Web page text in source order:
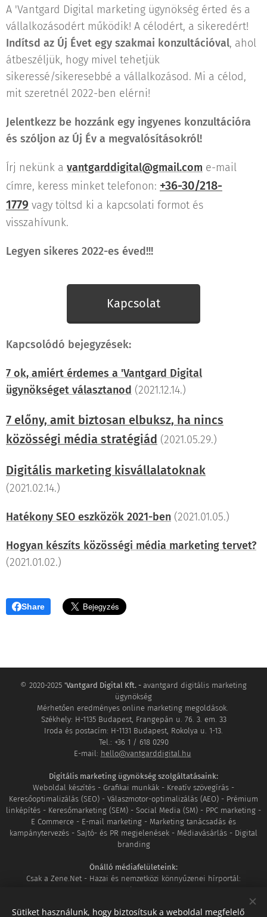
A 'Vantgard Digital marketing ügynökség érted és a
vállalkozásodért működik! A célodért, a sikeredért!
Indítsd az Új Évet egy szakmai konzultációval, ahol
átbeszéljük, hogy mivel tehetjük
sikeressé/sikeresebbé a vállalkozásod. Mi a célod,
mit szeretnél 2022-ben elérni!
Jelentkezz be hozzánk egy ingyenes konzultációra
és szóljon az Új Év a megvalósításokról!
Írj nekünk a vantgarddigital@gmail.com e-mail
címre, keress minket telefonon: +36-30/218-
1779 vagy töltsd ki a kapcsolati formot és
visszahívunk.
Legyen sikeres 2022-es éved!!!
Kapcsolat
Kapcsolódó bejegyzések:
7 ok, amiért érdemes a 'Vantgard Digital
ügynökséget választanod (2021.12.14.)
7 előny, amit biztosan elbuksz, ha nincs
közösségi média stratégiád (2021.05.29.)
Digitális marketing kisvállalatoknak
(2021.02.14.)
Hatékony SEO eszközök 2021-ben (2021.01.05.)
Hogyan készíts közösségi média marketing tervet?
(2021.01.02.)
Share
© 2020-2025 'Vantgard Digital Kft. - avantgard digitális marketing
ügynökség
Mérhetően eredményes online marketing megoldások.
Székhely: H-1135 Budapest, Frangepán u. 76. 3. em. 33
Iroda és postacím: H-1131 Budapest, Rokolya u. 1-13.
Tel.: +36 1 / 618 0290
E-mail: hello@vantgarddigital.hu
Digitális marketing ügynökség szolgáltatásaink:
Weboldal készítés - Grafikai munkák - Kreatív szövegírás -
Keresőoptimalizálás (SEO) - Válaszmotor-optimalizálás (AEO) - Prémium
linképítés - Keresőmarketing (SEM) - Social Media (SM) - PPC marketing -
E Commerce - E-mail marketing - Marketing tanácsadás és
kampánytervezés - Sajtó- és PR megjelenések - Médiavásárlás - Digital
branding
Önálló médiafelületeink:
Csak a Zene.Net - Hazai és nemzetközi könnyűzenei hírportál:
www.csakazene.net
www.mozaikvilag.hu
Sütiket használunk, hogy biztosítsuk a weboldal megfelelő